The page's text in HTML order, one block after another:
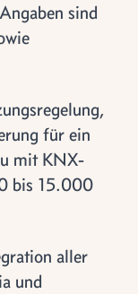
sind
für ein
mit KNX-
bis 15.000
aller
und